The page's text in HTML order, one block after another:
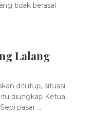
tidak berasal
Lalang
ditutup, situasi
diungkap Ketua
pasar ...